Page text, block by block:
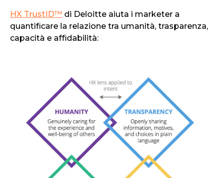
HX TrustID™ di Deloitte aiuta i marketer a
quantificare la relazione tra umanità, trasparenza,
capacità e affidabilità: